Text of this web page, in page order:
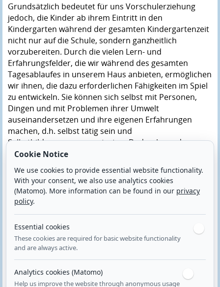
Grundsätzlich bedeutet für uns Vorschulerziehung
jedoch, die Kinder ab ihrem Eintritt in den
Kindergarten während der gesamten Kindergartenzeit
nicht nur auf die Schule, sondern ganzheitlich
vorzubereiten. Durch die vielen Lern- und
Erfahrungsfelder, die wir während des gesamten
Tagesablaufes in unserem Haus anbieten, ermöglichen
wir ihnen, die dazu erforderlichen Fähigkeiten im Spiel
zu entwickeln. Sie können sich selbst mit Personen,
Dingen und mit Problemen ihrer Umwelt
auseinandersetzen und ihre eigenen Erfahrungen
machen, d.h. selbst tätig sein und
Selbstbildungsprozesse starten. Dadurch werden
Grundbausteine zur Vorbereitung auf die Schule und
das Leben gelegt.
Die Super-Maxi-Stunde dient lediglich als zusätzliches
Angebot.
Büchereibesuch
Regelmäßig besuchen wir in Kleingruppen mit den
Kindergartenkindern die Deizisauer Bibliothek. Vor Ort
lesen wir Wunschbücher vor und leihen uns aus der
Bücherei unterschiedliche Sach-, Bilder-, und
Vorlesebücher aus.
Cookie Notice
We use cookies to provide essential website functionality.
With your consent, we also use analytics cookies
(Matomo). More information can be found in our privacy
policy.
Essential cookies
These cookies are required for basic website functionality
and are always active.
Analytics cookies (Matomo)
Help us improve the website through anonymous usage